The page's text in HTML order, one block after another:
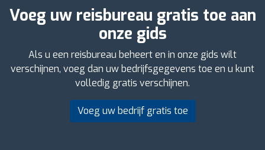
Voeg uw reisbureau gratis toe aan
onze gids
Als u een reisbureau beheert en in onze gids wilt
verschijnen, voeg dan uw bedrijfsgegevens toe en u kunt
volledig gratis verschijnen.
Voeg uw bedrijf gratis toe